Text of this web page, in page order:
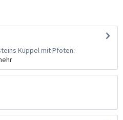
Kuppel mit Pfoten: